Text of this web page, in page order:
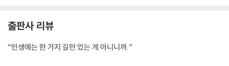
출판사 리뷰
“인생에는 한 가지 길만 있는 게 아니니까.”